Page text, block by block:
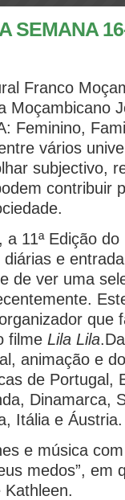
SEMANA
Franco
Moçambicano
Feminino,
vários
subjectivo,
contribuir
a 11ª Edição
e
de ver uma
que
filme Lila Lila
animação e
de Portugal,
Dinamarca,
Itália e Áustria.
e música
medos”, em